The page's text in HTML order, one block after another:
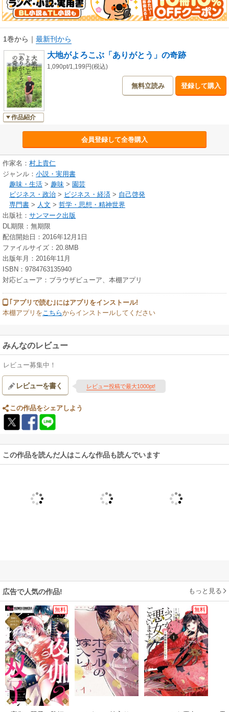
そんなあるとき１冊の本から「ありがとうの奇跡」の話を知ります。「自
分の年齢の１万倍の回数だけ『ありがとう』を言うと、家族に奇跡が起こ
もうこれ以上、家族を失いたくないという思いから言葉かけを実践した村
上さんに起きた、信じられないくらいの大きな奇跡とは？
＊目次より
・突然やってきた息子のお引っ越し
・これまでの農業の常識を打ち破りたい
・どうして人は簡単に死んでしまうのか？
・おもちゃの携帯電話がいきなり鳴った夜
・大地が教えてくれた「５つのものさし」
・嫌気性菌に毎日「ありがとう」を言っていると
・すべてはエネルギーの流れでわかる
・運命的な人と人との縁
・「ありがとう農法」とは生き方そのもの ほか
1巻から ｜ 最新刊から
作品紹介
大地がよろこぶ「ありがとう」の奇跡
1,090pt/1,199円(税込)
無料立読み 登録して購入
会員登録して全巻購入
作家名： 村上貴仁
ジャンル： 小説・実用書
趣味・生活 > 趣味 > 園芸
ビジネス・政治 > ビジネス・経済 > 自己啓発
専門書 > 人文 > 哲学・思想・精神世界
出版社： サンマーク出版
DL期限：無期限
配信開始日：2016年12月1日
ファイルサイズ：20.8MB
出版年月：2016年11月
ISBN：9784763135940
対応ビューア：ブラウザビューア、本棚アプリ
｢アプリで読む｣にはアプリをインストール!
本棚アプリをこちらからインストールしてください
みんなのレビュー
レビュー募集中！
レビューを書く レビュー投稿で最大1000pt!
この作品をシェアしよう
この作品を読んだ人はこんな作品も読んでいます
広告で人気の作品! もっと見る
無料 無料